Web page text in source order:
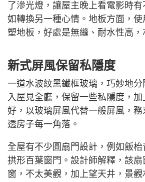
了滲光燈，讓屋主晚上看電影時
如轉換另一種心情。地板方面，
塑地板，好處是無縫、耐水性高，
新式屏風保留私隱度
一道水波紋黑鐵框玻璃，巧妙地
入屋見全廳，保留一些私隱度，
好，以玻璃屏風代替一般屏風，
透房子每一角落。
全屋有不少圓扇門設計，例如飯枱
拱形百葉窗門。設計師解釋，該
窗，不太美觀，加上望天井，景